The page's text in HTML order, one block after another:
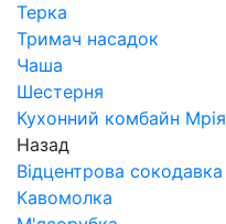
Терка
Тримач насадок
Чаша
Шестерня
Кухонний комбайн Мрія
Назад
Відцентрова сокодавка
Кавомолка